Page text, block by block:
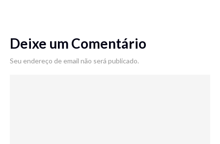
Deixe um Comentário
Seu endereço de email não será publicado.